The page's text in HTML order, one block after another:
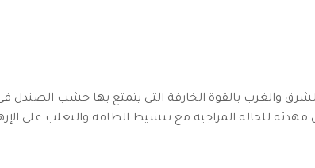
والغرب بالقوة الخارقة التي يتمتع بها خشب الصندل
للحالة المزاجية مع تنشيط الطاقة والتغلب على